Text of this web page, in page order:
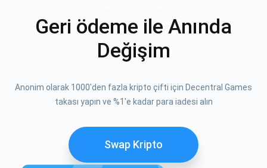
Geri ödeme ile Anında
Değişim
Anonim olarak 1000'den fazla kripto çifti için Decentral Games
takası yapın ve %1'e kadar para iadesi alın
Swap Kripto